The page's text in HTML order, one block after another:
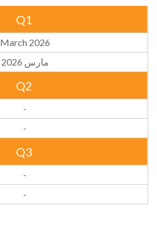
Q1
March 2026
مارس 2026
Q2
-
-
Q3
-
-